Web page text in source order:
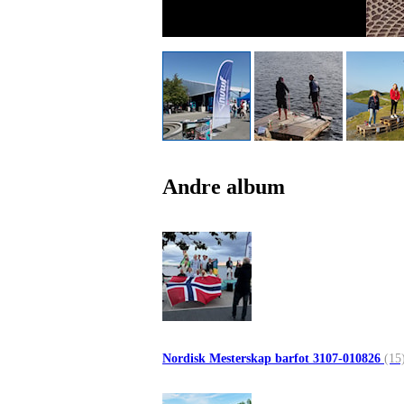
Andre album
Nordisk Mesterskap barfot 3107-010826